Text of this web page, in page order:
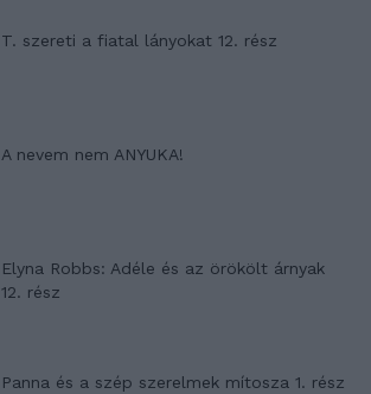
T. szereti a fiatal lányokat 12. rész
A nevem nem ANYUKA!
Elyna Robbs: Adéle és az örökölt árnyak
12. rész
Panna és a szép szerelmek mítosza 1. rész